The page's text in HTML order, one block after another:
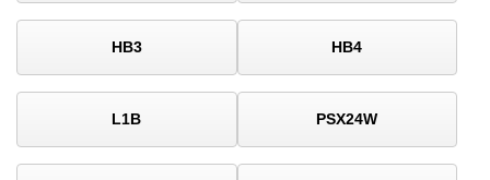
HB3 HB4
L1B PSX24W